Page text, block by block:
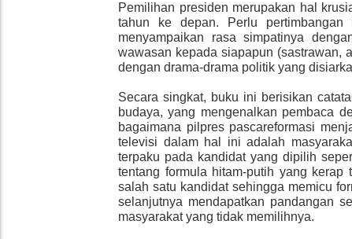
Pemilihan presiden merupakan hal
tahun ke depan. Perlu
menyampaikan rasa simpatinya
wawasan kepada siapapun (sastrawan,
dengan drama-drama politik yang
Secara singkat, buku ini berisikan
budaya, yang mengenalkan pembaca
bagaimana pilpres pascareformasi
televisi dalam hal ini adalah
terpaku pada kandidat yang dipilih
tentang formula hitam-putih yang
salah satu kandidat sehingga memicu
selanjutnya mendapatkan pandangan
masyarakat yang tidak memilihnya.